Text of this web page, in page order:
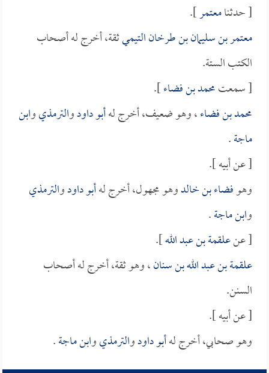
[ حدثنامعتمر].
معتمر بن سليمان بن طرخان التيميثقة، أخرج له أصحاب
الكتب الستة.
[ سمعتمحمد بن فضاء].
محمد بن فضاء، وهو ضعيف، أخرج لهأبو داودوالترمذيوابن
ماجة.
[ عن أبيه ].
وهوفضاء بن خالدوهو مجهول، أخرج لهأبو داودوالترمذي
وابن ماجة.
[ عنعلقمة بن عبد الله].
علقمة بن عبد الله بن سنان، وهو ثقة، أخرج له أصحاب
السنن.
[ عن أبيه ].
وهو صحابي، أخرج لهأبو داودوالترمذيوابن ماجة.